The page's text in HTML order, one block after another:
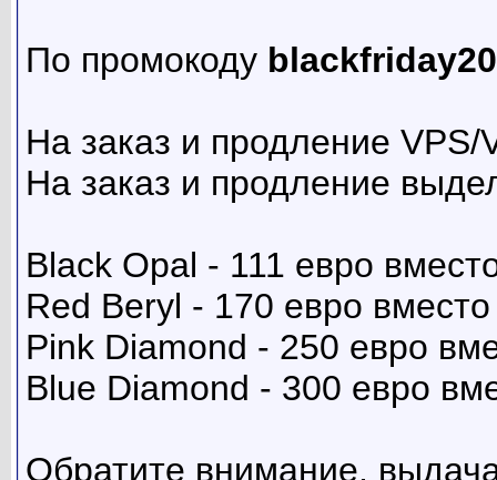
По промокоду
На заказ и продление VPS/
На заказ и продление
Black Opal - 111 евро
Red Beryl - 170 евро
Pink Diamond - 250 евро
Blue Diamond - 300 евро
Обратите внимание,